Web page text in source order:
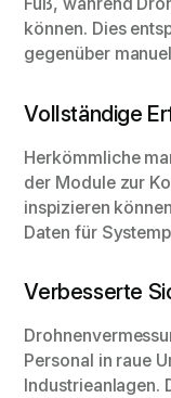
Fuß, während
können. Dies
gegenüber
Vollständige
Herkömmliche
der Module zur
inspizieren
Daten für
Verbesserte
Personal in raue
Industrieanlagen.